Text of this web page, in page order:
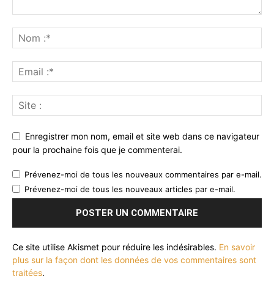
Enregistrer mon nom, email et site web dans ce navigateur
pour la prochaine fois que je commenterai.
Prévenez-moi de tous les nouveaux commentaires par e-mail.
Prévenez-moi de tous les nouveaux articles par e-mail.
Ce site utilise Akismet pour réduire les indésirables. En savoir
plus sur la façon dont les données de vos commentaires sont
traitées.